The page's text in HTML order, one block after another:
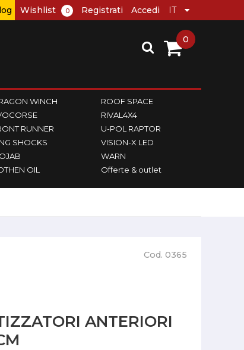
Wishlist 0 Registrati Accedi
WINCH
RUNNER
SHOCKS
OIL
ROOF SPACE
RIVAL4X4
U-POL RAPTOR
VISION-X LED
WARN
Offerte & outlet
0
Cod. 0365
ANTERIORI